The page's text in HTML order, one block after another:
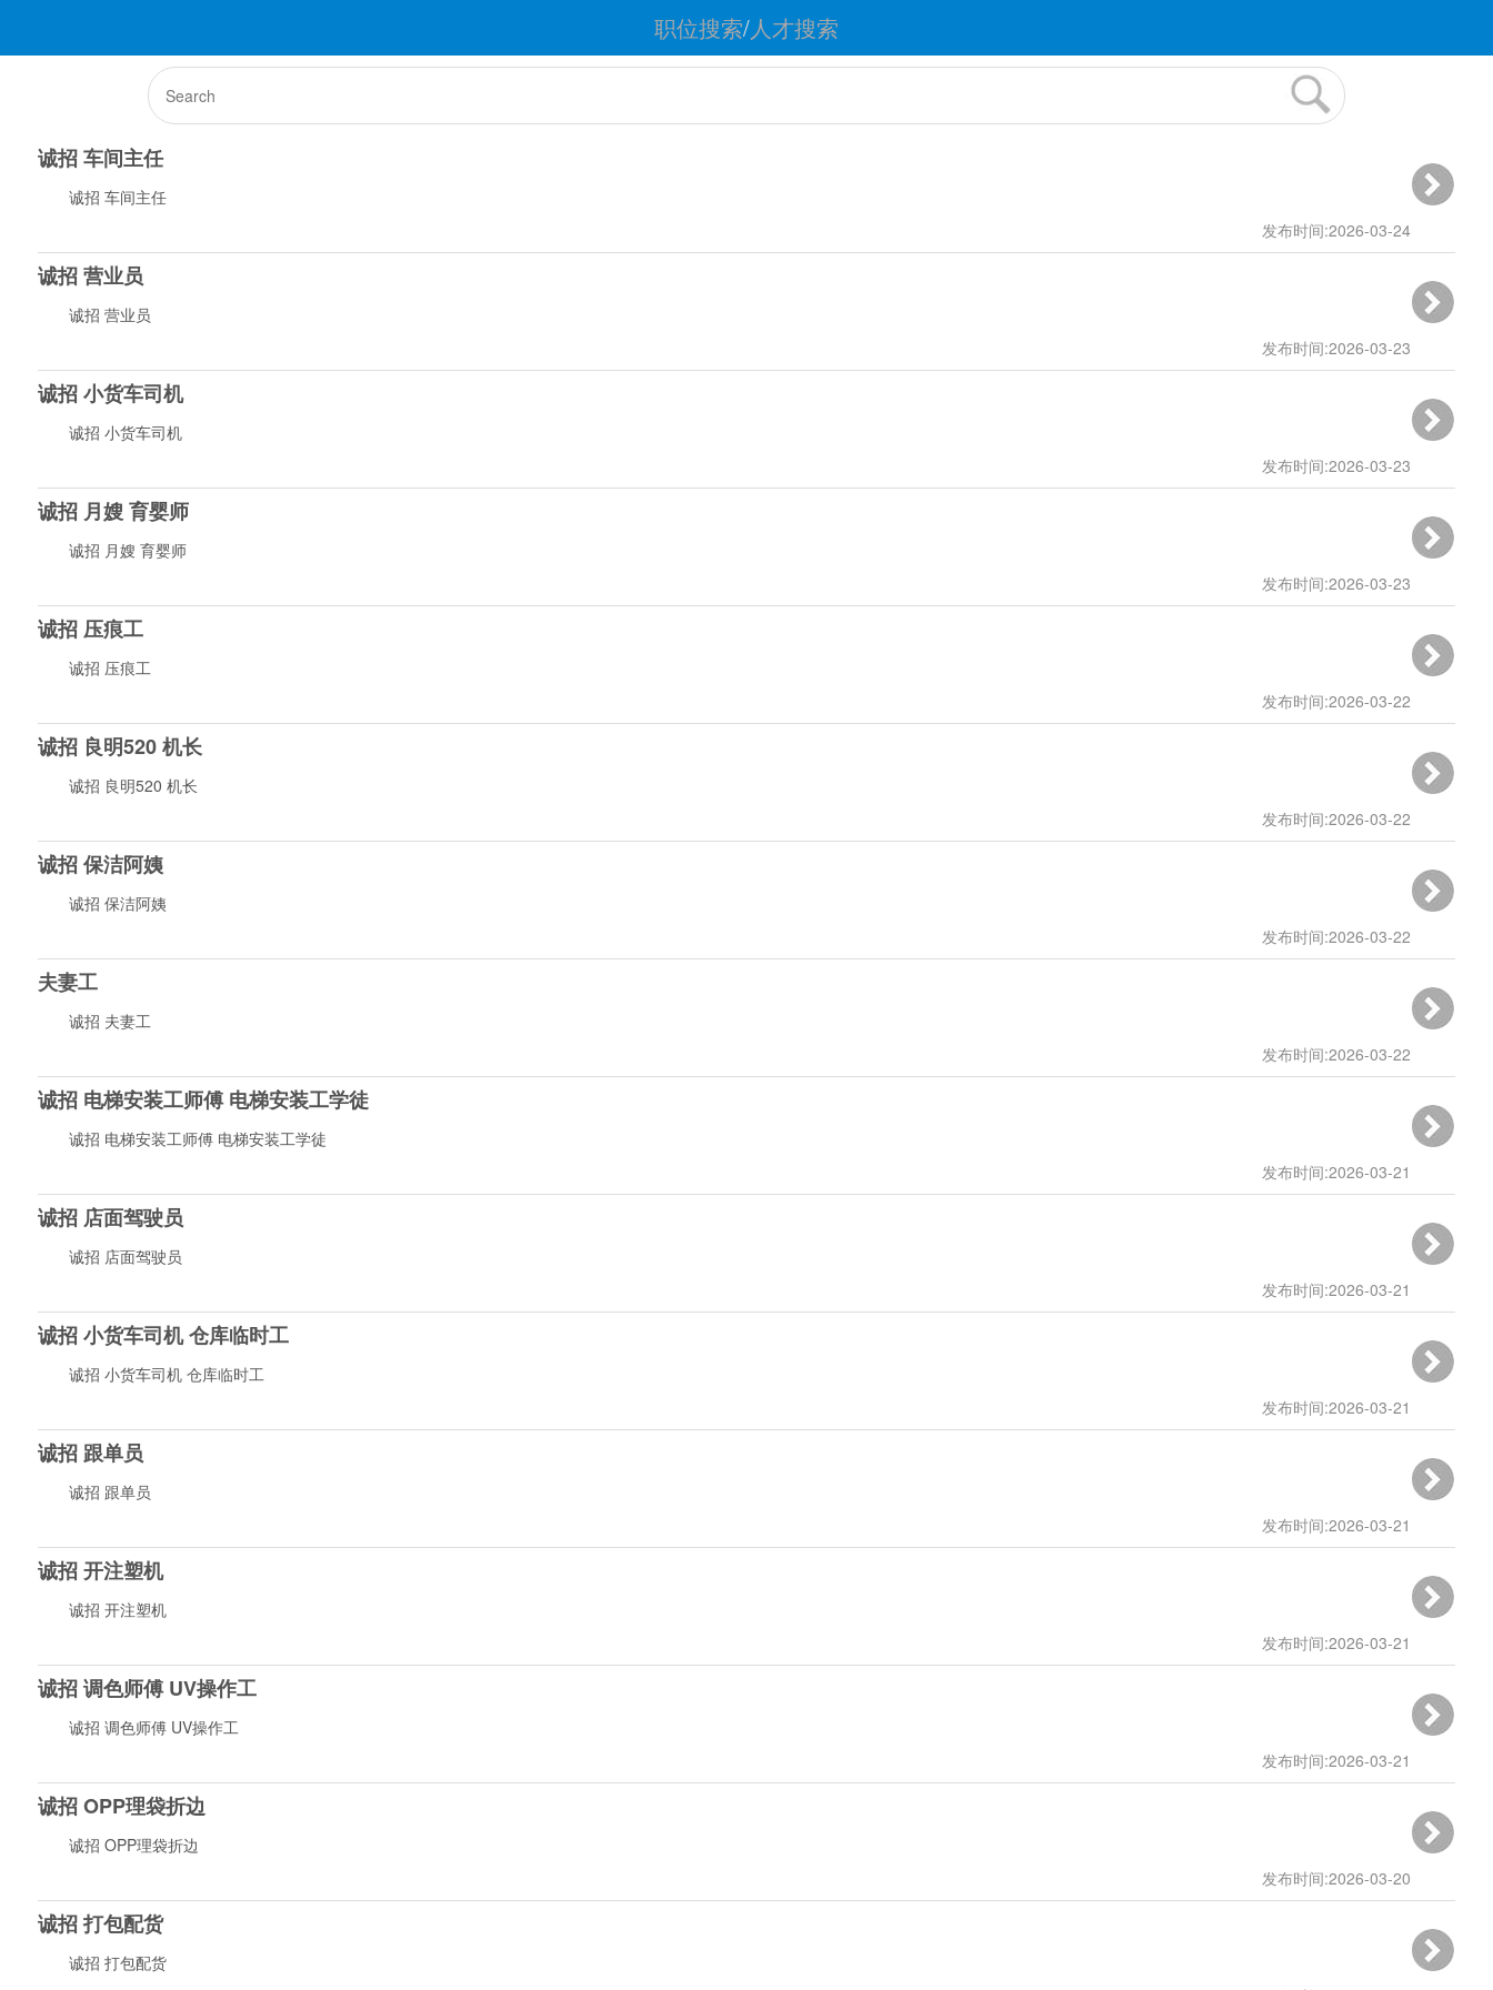
职位搜索/人才搜索
诚招 车间主任
发布时间:2026-03-24
诚招 车间主任
诚招 营业员
发布时间:2026-03-23
诚招 营业员
诚招 小货车司机
发布时间:2026-03-23
诚招 小货车司机
诚招 月嫂 育婴师
发布时间:2026-03-23
诚招 月嫂 育婴师
诚招 压痕工
发布时间:2026-03-22
诚招 压痕工
诚招 良明520 机长
发布时间:2026-03-22
诚招 良明520 机长
诚招 保洁阿姨
发布时间:2026-03-22
诚招 保洁阿姨
夫妻工
发布时间:2026-03-22
诚招 夫妻工
诚招 电梯安装工师傅 电梯安装工学徒
发布时间:2026-03-21
诚招 电梯安装工师傅 电梯安装工学徒
诚招 店面驾驶员
发布时间:2026-03-21
诚招 店面驾驶员
诚招 小货车司机 仓库临时工
发布时间:2026-03-21
诚招 小货车司机 仓库临时工
诚招 跟单员
发布时间:2026-03-21
诚招 跟单员
诚招 开注塑机
发布时间:2026-03-21
诚招 开注塑机
诚招 调色师傅 UV操作工
发布时间:2026-03-21
诚招 调色师傅 UV操作工
诚招 OPP理袋折边
发布时间:2026-03-20
诚招 OPP理袋折边
诚招 打包配货
诚招 打包配货